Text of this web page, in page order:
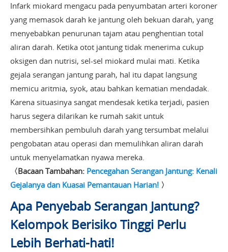
Infark miokard mengacu pada penyumbatan arteri koroner
yang memasok darah ke jantung oleh bekuan darah, yang
menyebabkan penurunan tajam atau penghentian total
aliran darah. Ketika otot jantung tidak menerima cukup
oksigen dan nutrisi, sel-sel miokard mulai mati. Ketika
gejala serangan jantung parah, hal itu dapat langsung
memicu aritmia, syok, atau bahkan kematian mendadak.
Karena situasinya sangat mendesak ketika terjadi, pasien
harus segera dilarikan ke rumah sakit untuk
membersihkan pembuluh darah yang tersumbat melalui
pengobatan atau operasi dan memulihkan aliran darah
untuk menyelamatkan nyawa mereka.
〈Bacaan Tambahan: Pencegahan Serangan Jantung: Kenali
Gejalanya dan Kuasai Pemantauan Harian! 〉
Apa Penyebab Serangan Jantung?
Kelompok Berisiko Tinggi Perlu
Lebih Berhati-hati!